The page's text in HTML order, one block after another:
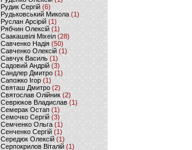
Рудик Сергій(6)
Рудьковський Микола (1)
Руслан Арсірій(1)
Рябчин Олексій (1)
Саакашвілі Міхеіл(28)
Савченко Надія (50)
Савченко Олексій(1)
Савчук Василь (1)
Садовий Андрій (3)
Сандлер Дмитро(1)
Сапожко Ігор(1)
Святаш Дмитро (2)
Святослав Олійник (2)
Севрюков Владислав (1)
Семерак Остап (1)
Семочко Сергій (3)
Семченко Ольга (1)
Сенченко Сергій(1)
Середюк Олексій(1)
Серпокрилов Віталій(1)